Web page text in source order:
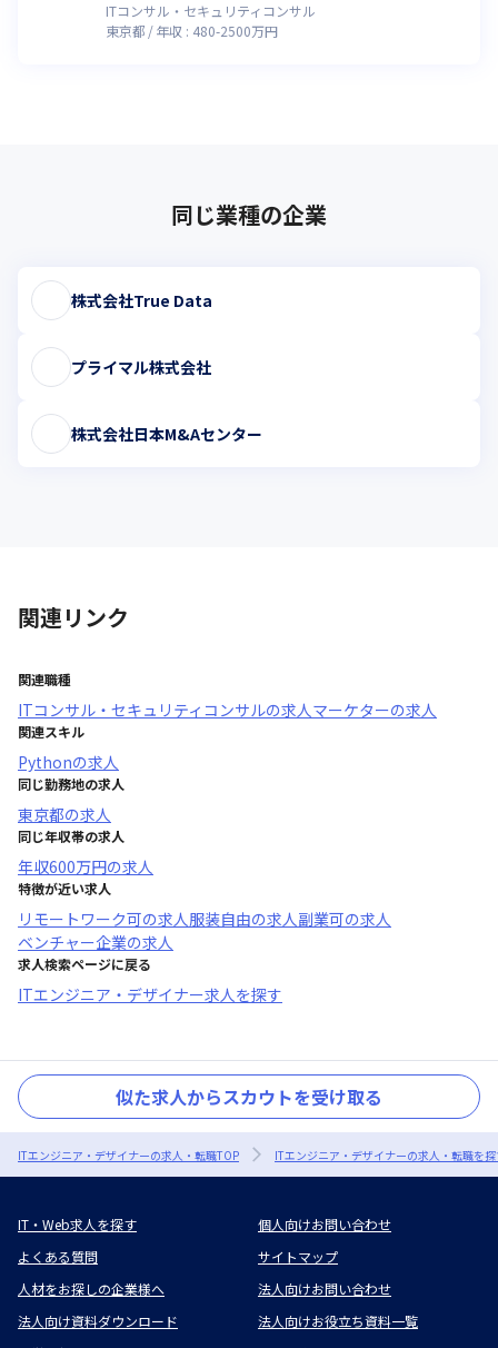
ITコンサル・セキュリティコンサル
東京都
年収 : 480-2500万円
同じ業種の企業
株式会社True Data
プライマル株式会社
株式会社日本M&Aセンター
関連リンク
関連職種
ITコンサル・セキュリティコンサルの求人マーケターの求人
関連スキル
Pythonの求人
同じ勤務地の求人
東京都の求人
同じ年収帯の求人
年収600万円の求人
特徴が近い求人
リモートワーク可の求人服装自由の求人副業可の求人
ベンチャー企業の求人
求人検索ページに戻る
ITエンジニア・デザイナー求人を探す
似た求人からスカウトを受け取る
ITエンジニア・デザイナーの求人・転職TOP ITエンジニア・デザイナーの求人・転職を
IT・Web求人を探す
個人向けお問い合わせ
よくある質問
サイトマップ
人材をお探しの企業様へ
法人向けお問い合わせ
法人向け資料ダウンロード
法人向けお役立ち資料一覧